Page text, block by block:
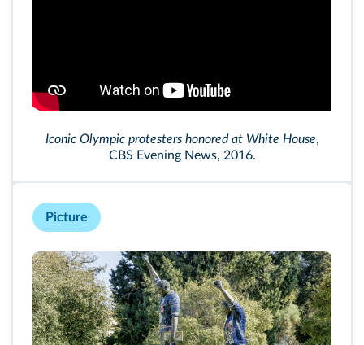
Iconic Olympic protesters honored at White House,
CBS Evening News, 2016.
Picture